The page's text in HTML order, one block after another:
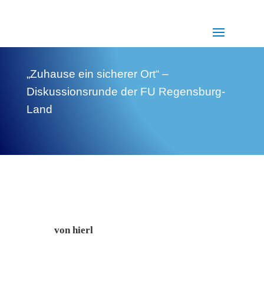
„Zuhause ein sicherer Ort“ –
Diskussionsrunde der FU Regensburg-
Land
von hierl